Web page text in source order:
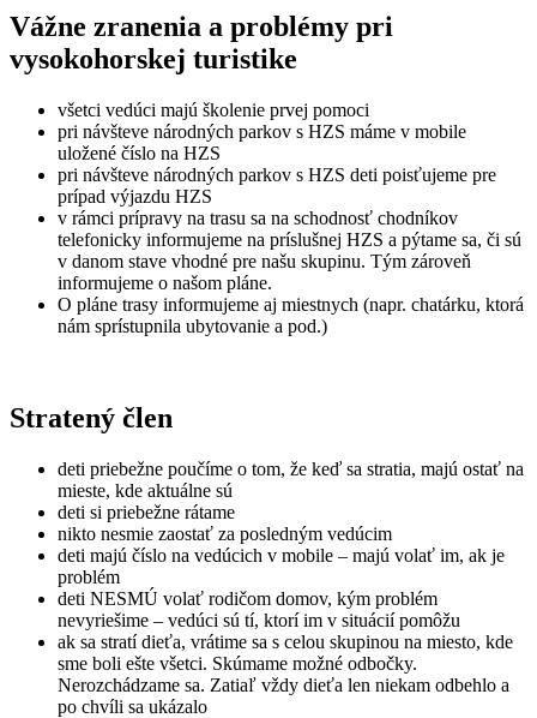
Vážne zranenia a problémy pri
vysokohorskej turistike
všetci vedúci majú školenie prvej pomoci
pri návšteve národných parkov s HZS máme v mobile
uložené číslo na HZS
pri návšteve národných parkov s HZS deti poisťujeme pre
prípad výjazdu HZS
v rámci prípravy na trasu sa na schodnosť chodníkov
telefonicky informujeme na príslušnej HZS a pýtame sa, či sú
v danom stave vhodné pre našu skupinu. Tým zároveň
informujeme o našom pláne.
O pláne trasy informujeme aj miestnych (napr. chatárku, ktorá
nám sprístupnila ubytovanie a pod.)
Stratený člen
deti priebežne poučíme o tom, že keď sa stratia, majú ostať na
mieste, kde aktuálne sú
deti si priebežne rátame
nikto nesmie zaostať za posledným vedúcim
deti majú číslo na vedúcich v mobile – majú volať im, ak je
problém
deti NESMÚ volať rodičom domov, kým problém
nevyriešime – vedúci sú tí, ktorí im v situácií pomôžu
ak sa stratí dieťa, vrátime sa s celou skupinou na miesto, kde
sme boli ešte všetci. Skúmame možné odbočky.
Nerozchádzame sa. Zatiaľ vždy dieťa len niekam odbehlo a
po chvíli sa ukázalo